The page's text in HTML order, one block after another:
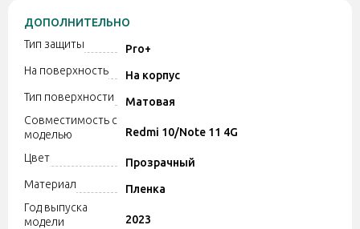
ДОПОЛНИТЕЛЬНО
Тип защиты
Pro+
На поверхность
На корпус
Тип поверхности
Матовая
Совместимость с
моделью
Redmi 10/Note 11 4G
Цвет
Прозрачный
Материал
Пленка
Год выпуска
модели
2023